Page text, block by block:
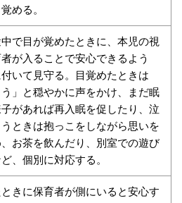
める。
で目が覚めたときに、本児の視
が入ることで安心できるよう
いて見守る。目覚めたときは
う」と穏やかに声をかけ、まだ眠
があれば再入眠を促したり、泣
ときは抱っこをしながら思いを
お茶を飲んだり、別室での遊び
、個別に対応する。
きに保育者が側にいると安心す